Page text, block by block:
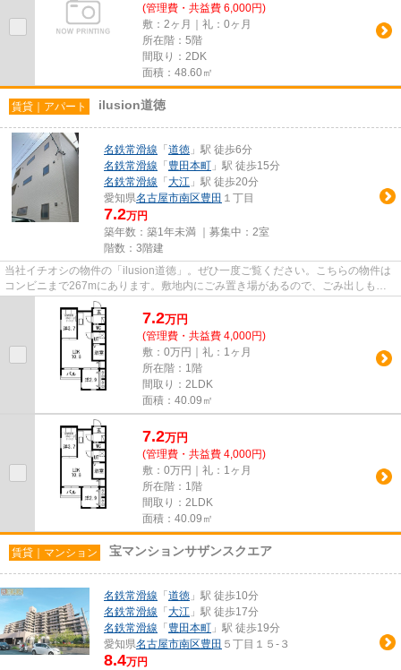
(管理費・共益費 6,000円)
敷：2ヶ月｜礼：0ヶ月
所在階：5階
間取り：2DK
面積：48.60㎡
賃貸｜アパート ilusion道徳
名鉄常滑線 「 道徳 」駅 徒歩6分
名鉄常滑線 「 豊田本町 」駅 徒歩15分
名鉄常滑線 「 大江 」駅 徒歩20分
愛知県名古屋市南区豊田 １丁目
7.2万円
築年数：築1年未満 ｜募集中： 2室
階数：3階建
当社イチオシの物件の「ilusion道徳」。ぜひ一度ご覧ください。こちらの物件は
コンビニまで267mにあります。敷地内にごみ置き場があるので、ごみ出しも便
利です。利便性の高い徒歩6分...
7.2万円
(管理費・共益費 4,000円)
敷：0万円｜礼：1ヶ月
所在階：1階
間取り：2LDK
面積：40.09㎡
7.2万円
(管理費・共益費 4,000円)
敷：0万円｜礼：1ヶ月
所在階：1階
間取り：2LDK
面積：40.09㎡
賃貸｜マンション 宝マンションサザンスクエア
名鉄常滑線 「 道徳 」駅 徒歩10分
名鉄常滑線 「 大江 」駅 徒歩17分
名鉄常滑線 「 豊田本町 」駅 徒歩19分
愛知県名古屋市南区豊田 ５丁目１５-３
8.4万円